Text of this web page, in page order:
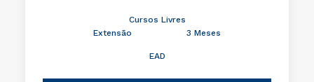
Cursos Livres
Extensão
3 Meses
EAD